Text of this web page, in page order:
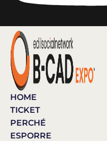
HOME
TICKET
PERCHÉ
ESPORRE